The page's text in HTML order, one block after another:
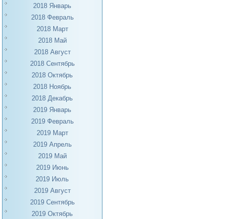
2018 Январь
2018 Февраль
2018 Март
2018 Май
2018 Август
2018 Сентябрь
2018 Октябрь
2018 Ноябрь
2018 Декабрь
2019 Январь
2019 Февраль
2019 Март
2019 Апрель
2019 Май
2019 Июнь
2019 Июль
2019 Август
2019 Сентябрь
2019 Октябрь